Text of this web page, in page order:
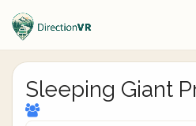
Sleeping Giant